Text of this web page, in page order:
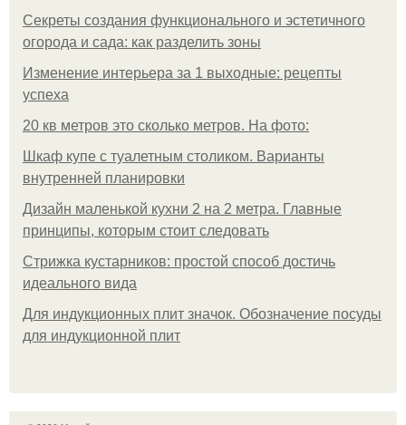
Секреты создания функционального и эстетичного
огорода и сада: как разделить зоны
Изменение интерьера за 1 выходные: рецепты
успеха
20 кв метров это сколько метров. На фото:
Шкаф купе с туалетным столиком. Варианты
внутренней планировки
Дизайн маленькой кухни 2 на 2 метра. Главные
принципы, которым стоит следовать
Стрижка кустарников: простой способ достичь
идеального вида
Для индукционных плит значок. Обозначение посуды
для индукционной плит